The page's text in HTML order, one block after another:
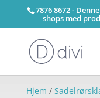
7876 8672 -
shops med
Hjem /